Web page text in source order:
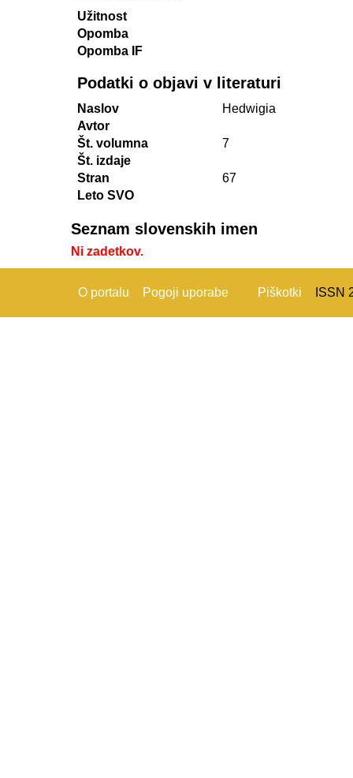
Užitnost
Opomba
Opomba IF
Podatki o objavi v literaturi
Naslov
Hedwigia
Avtor
Št. volumna
7
Št. izdaje
Stran
67
Leto SVO
Seznam slovenskih imen
Ni zadetkov.
O portalu Pogoji uporabe Piškotki ISSN